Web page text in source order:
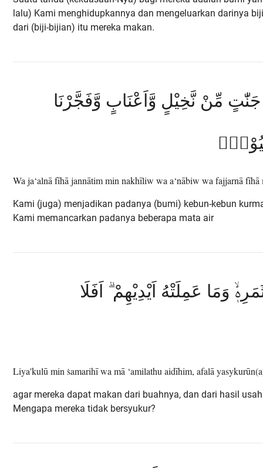
lalu) Kami menghidupkannya dan mengeluarkan darinya
dari (biji-bijian) itu mereka makan.
جَنّٰتٍ مِّنْ نَّخِيْلٍ وَّاَعْنَابٍ وَّفَجَّرْنَا
Wa ja‘alnā fīhā jannātim min nakhīliw wa a‘nābiw wa fajjarnā fīhā
Kami (juga) menjadikan padanya (bumi) kebun-kebun
Kami memancarkan padanya beberapa mata air
وَمَا عَمِلَتْهُ اَيْدِيْهِمْ ۗ اَفَلَا
Liya'kulū min ṡamarihī wa mā ‘amilathu aidīhim, afalā
agar mereka dapat makan dari buahnya, dan dari hasil
Mengapa mereka tidak bersyukur?